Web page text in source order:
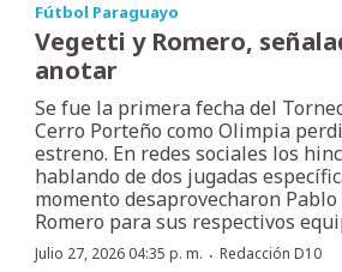
Fútbol Paraguayo
Vegetti y Romero,
anotar
Se fue la primera fecha del
Cerro Porteño como Olimpia
estreno. En redes sociales los
hablando de dos jugadas
momento desaprovecharon
Romero para sus respectivos
Julio 27, 2026 04:35 p. m. · Redacción D10